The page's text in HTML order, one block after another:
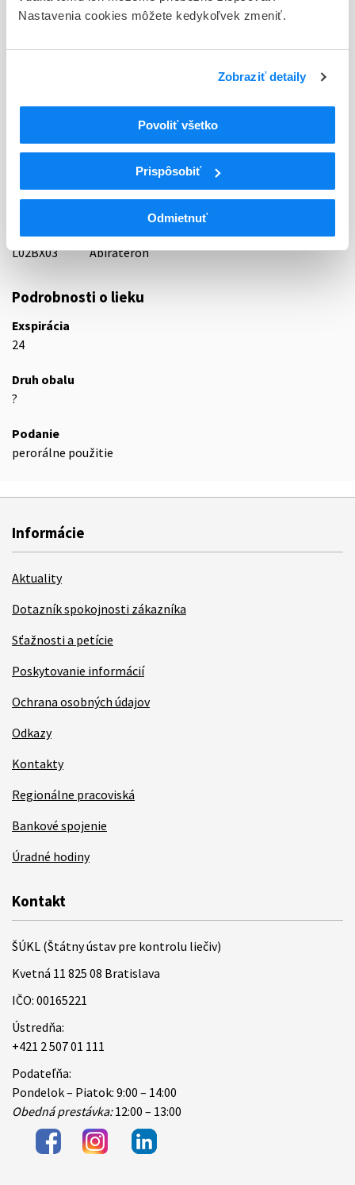
Nastavenia cookies môžete kedykoľvek zmeniť.
Zobraziť detaily
Povoliť všetko
Prispôsobiť
Odmietnuť
Decentralizovaná
Držiteľ, krajina
Glenmark Pharmaceuticals s.r.o., Česká republika
Indikačná skupina
Cytostatiká a imunomodulátory
L02
Endokrinná liečba
Antagonisty hormónov a príbuzné liečivá
L02BX
Iné antagonisty hormónov a príbuzné liečivá
L02BX03
Abirateron
Podrobnosti o lieku
Exspirácia
24
Druh obalu
?
Podanie
perorálne použitie
Informácie
Aktuality
Dotazník spokojnosti zákazníka
Sťažnosti a petície
Poskytovanie informácií
Ochrana osobných údajov
Odkazy
Kontakty
Regionálne pracoviská
Bankové spojenie
Úradné hodiny
Kontakt
ŠÚKL (Štátny ústav pre kontrolu liečiv)
Kvetná 11 825 08 Bratislava
IČO: 00165221
Ústredňa:
+421 2 507 01 111
Podateľňa:
Pondelok – Piatok: 9:00 – 14:00
Obedná prestávka:12:00 – 13:00